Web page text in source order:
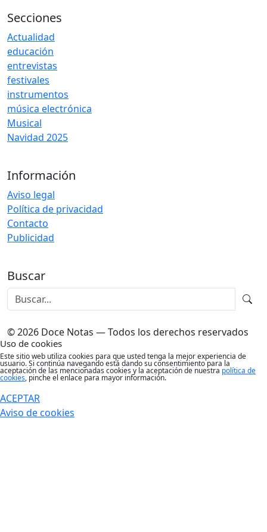
Secciones
Actualidad
educación
entrevistas
festivales
instrumentos
música electrónica
Musical
Navidad 2025
Información
Aviso legal
Política de privacidad
Contacto
Publicidad
Buscar
© 2026 Doce Notas — Todos los derechos reservados
Uso de cookies
Este sitio web utiliza cookies para que usted tenga la mejor experiencia de
usuario. Si continúa navegando está dando su consentimiento para la
aceptación de las mencionadas cookies y la aceptación de nuestra política de
cookies, pinche el enlace para mayor información.
ACEPTAR
Aviso de cookies